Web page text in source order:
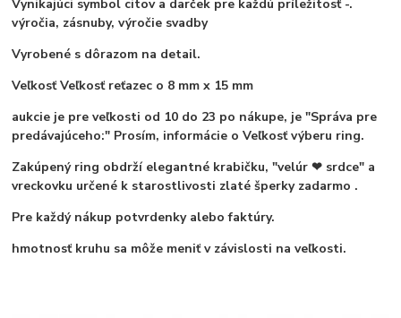
Vynikajúci symbol citov a darček pre každú príležitosť -.
výročia, zásnuby, výročie svadby
Vyrobené s dôrazom na detail.
VeľkosťVeľkosť reťazec o 8 mm x 15 mm
aukcie je pre veľkosti od 10 do 23 po nákupe, je "Správa pre
predávajúceho:" Prosím, informácie oVeľkosť výberu ring.
Zakúpený ring obdrží elegantné krabičku,"velúr ❤ srdce" a
vreckovku určené k starostlivosti zlaté šperky zadarmo .
Pre každý nákup potvrdenky alebo faktúry.
hmotnosť kruhu sa môže meniť v závislosti na veľkosti.